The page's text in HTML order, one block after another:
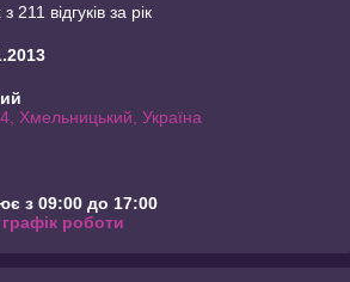
211 відгуків за рік
Хмельницький, Україна
з 09:00 до 17:00
роботи